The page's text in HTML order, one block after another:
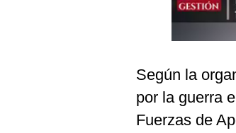
Según la
por la guerra
Fuerzas de